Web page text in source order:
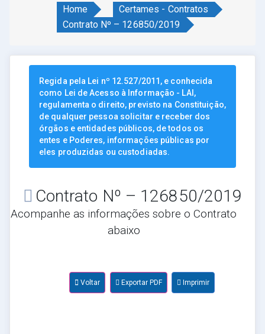
Home
Certames - Contratos
Contrato Nº – 126850/2019
Regida pela Lei nº 12.527/2011, e conhecida
como Lei de Acesso à Informação - LAI,
regulamenta o direito, previsto na Constituição,
de qualquer pessoa solicitar e receber dos
órgãos e entidades públicos, de todos os
entes e Poderes, informações públicas por
eles produzidas ou custodiadas.
Contrato Nº – 126850/2019
Acompanhe as informações sobre o Contrato
abaixo
Voltar Exportar PDF Imprimir